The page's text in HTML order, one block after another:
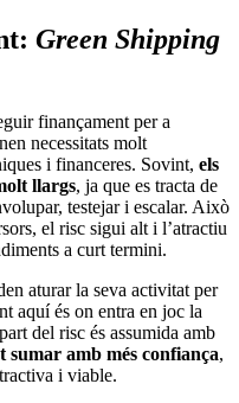
Green Shipping
finançament per a
necessitats molt
i financeres. Sovint, els
llargs, ja que es tracta de
testejar i escalar. Això
el risc sigui alt i l’atractiu
a curt termini.
aturar la seva activitat per
aquí és on entra en joc la
del risc és assumida amb
sumar amb més confiança,
i viable.